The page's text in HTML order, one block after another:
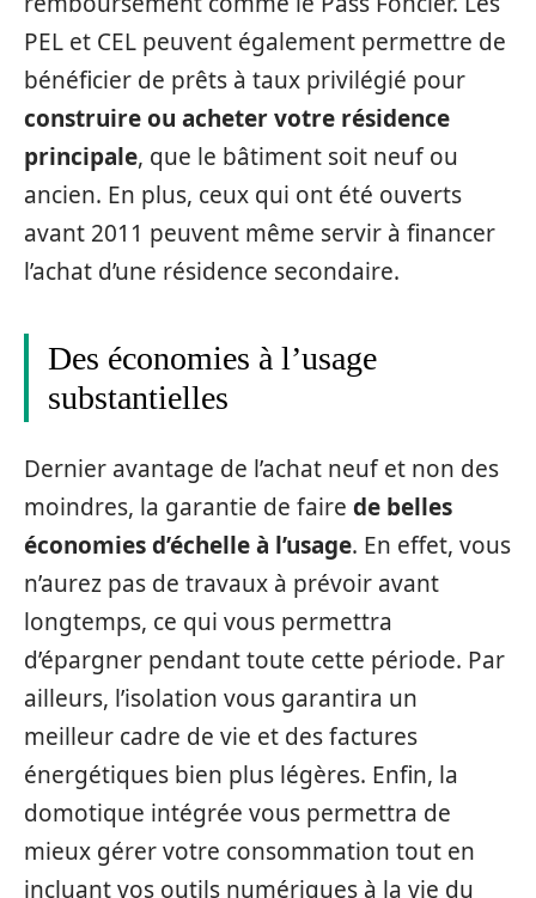
PEL et CEL peuvent également permettre de
bénéficier de prêts à taux privilégié pour
construire ou acheter votre résidence
principale, que le bâtiment soit neuf ou
ancien. En plus, ceux qui ont été ouverts
avant 2011 peuvent même servir à financer
l’achat d’une résidence secondaire.
Des économies à l’usage
substantielles
Dernier avantage de l’achat neuf et non des
moindres, la garantie de faire de belles
économies d’échelle à l’usage. En effet, vous
n’aurez pas de travaux à prévoir avant
longtemps, ce qui vous permettra
d’épargner pendant toute cette période. Par
ailleurs, l’isolation vous garantira un
meilleur cadre de vie et des factures
énergétiques bien plus légères. Enfin, la
domotique intégrée vous permettra de
mieux gérer votre consommation tout en
incluant vos outils numériques à la vie du